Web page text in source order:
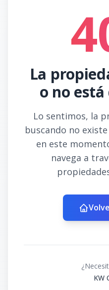
La
o no
Lo sentimos, la
buscando no
en este
navega a
KW